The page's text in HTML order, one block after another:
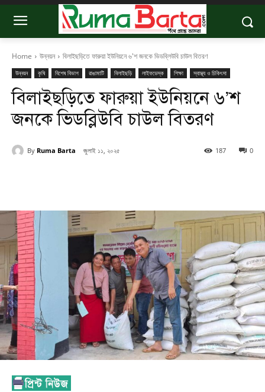
Home উন্নয়ন বিলাইছড়িতে ফারুয়া ইউনিয়নে ৬'শ জনকে ভিডব্লিউবি চাউল বিতরণ
উন্নয়ন কৃষি বিশেষ বিভাগ রাঙামাটি বিলাইছড়ি লাইফডেস্ক শিক্ষা স্বাস্থ্য ও চিকিৎসা
বিলাইছড়িতে ফারুয়া ইউনিয়নে ৬’শ
জনকে ভিডব্লিউবি চাউল বিতরণ
By Ruma Barta জুলাই ১১, ২০২৫ 0
187